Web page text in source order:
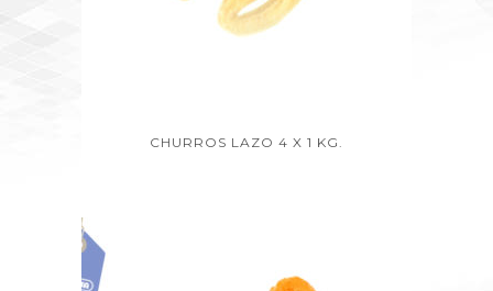
CHURROS LAZO 4 X 1 KG.